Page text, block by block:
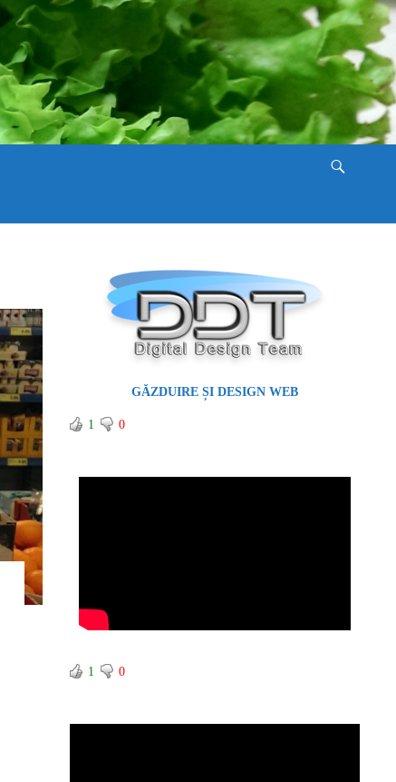
GĂZDUIRE ȘI DESIGN WEB
1 0
1 0